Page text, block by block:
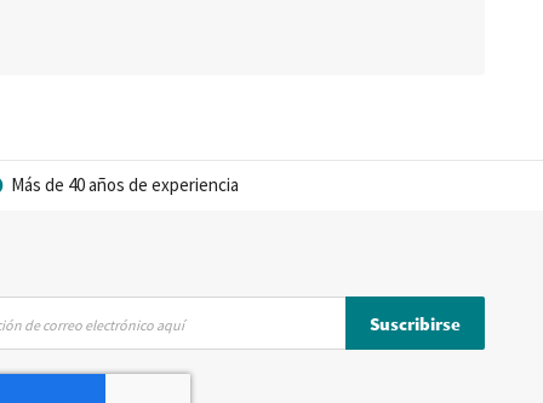
Más de 40 años de experiencia
Suscribirse